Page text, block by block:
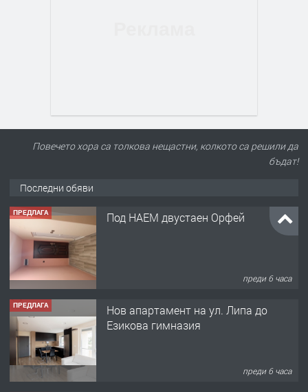
Повечето хора са толкова нещастни, колкото са решили да
бъдат!
Последни обяви
ПРЕДЛАГА Под НАЕМ двустаен Орфей
преди 6 часа
ПРЕДЛАГА
Нов апартамент на ул. Липа до
Езикова гимназия
преди 6 часа